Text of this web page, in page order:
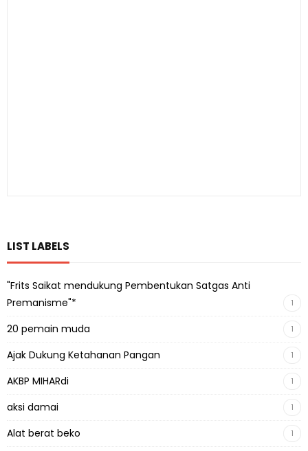
LIST LABELS
"Frits Saikat mendukung Pembentukan Satgas Anti
Premanisme"*
1
20 pemain muda 1
Ajak Dukung Ketahanan Pangan 1
AKBP MIHARdi 1
aksi damai 1
Alat berat beko 1